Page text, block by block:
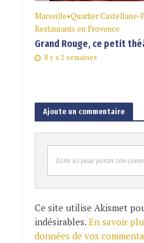
Marseille•Quartier Castellane-
Restaurants en Provence
Grand Rouge, ce petit
Il y a 2 semaines
Ajoute un commentaire
Ecris ici pour poster ton
Ce site utilise Akismet
indésirables. En savoir
données de vos